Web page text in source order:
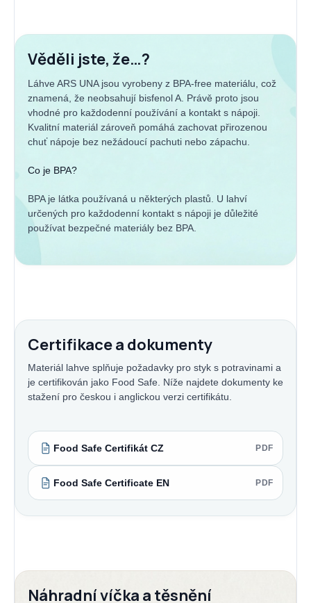
Věděli jste, že…?
Láhve ARS UNA jsou vyrobeny z BPA-free materiálu, což
znamená, že neobsahují bisfenol A. Právě proto jsou
vhodné pro každodenní používání a kontakt s nápoji.
Kvalitní materiál zároveň pomáhá zachovat přirozenou
chuť nápoje bez nežádoucí pachuti nebo zápachu.
Co je BPA?
BPA je látka používaná u některých plastů. U lahví
určených pro každodenní kontakt s nápoji je důležité
používat bezpečné materiály bez BPA.
Certifikace a dokumenty
Materiál lahve splňuje požadavky pro styk s potravinami a
je certifikován jako Food Safe. Níže najdete dokumenty ke
stažení pro českou i anglickou verzi certifikátu.
Food Safe Certifikát CZ PDF
Food Safe Certificate EN PDF
Náhradní víčka a těsnění